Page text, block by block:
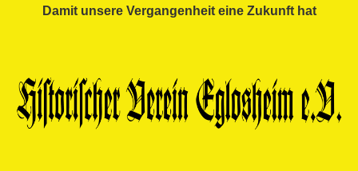
Damit unsere Vergangenheit eine Zukunft hat